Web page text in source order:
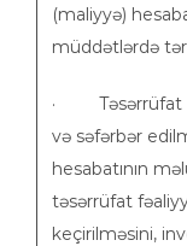
(maliyyə)
müddətlərdə
· Təsərrüfat
və səfərbər
hesabatının
təsərrüfat
keçirilməsini,